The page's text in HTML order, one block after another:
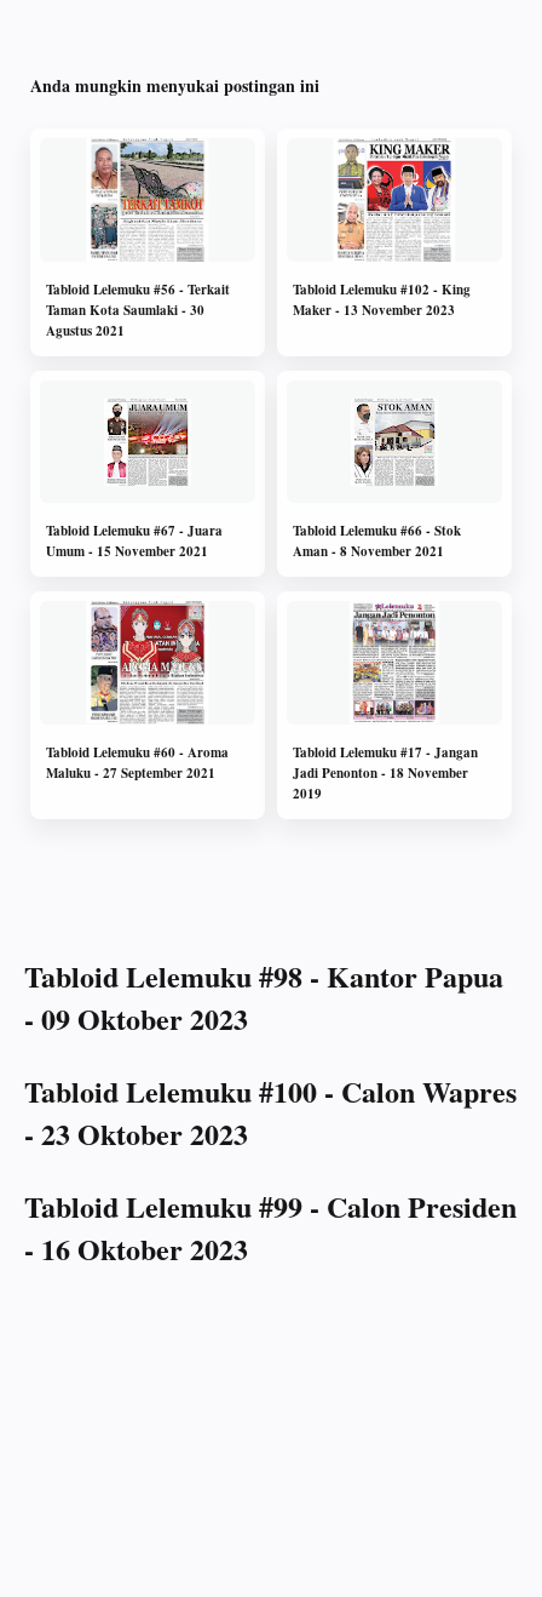
Anda mungkin menyukai postingan ini
Tabloid Lelemuku #56 - Terkait
Taman Kota Saumlaki - 30
Agustus 2021
Tabloid Lelemuku #102 - King
Maker - 13 November 2023
Tabloid Lelemuku #67 - Juara
Umum - 15 November 2021
Tabloid Lelemuku #66 - Stok
Aman - 8 November 2021
Tabloid Lelemuku #60 - Aroma
Maluku - 27 September 2021
Tabloid Lelemuku #17 - Jangan
Jadi Penonton - 18 November
2019
Tabloid Lelemuku #98 - Kantor Papua
- 09 Oktober 2023
Tabloid Lelemuku #100 - Calon Wapres
- 23 Oktober 2023
Tabloid Lelemuku #99 - Calon Presiden
- 16 Oktober 2023